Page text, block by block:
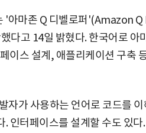
'아마존 Q 디벨로퍼'(Amazon
다고 14일 밝혔다. 한국어로 아
이스 설계, 애플리케이션 구축
자가 사용하는 언어로 코드를
인터페이스를 설계할 수도 있다